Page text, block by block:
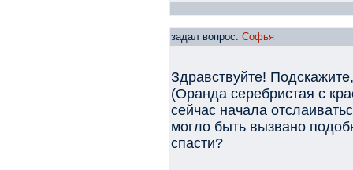
задал вопрос: Софья
Здравствуйте!
(Оранда серебристая с
сейчас начала
могло быть вызвано
спасти?